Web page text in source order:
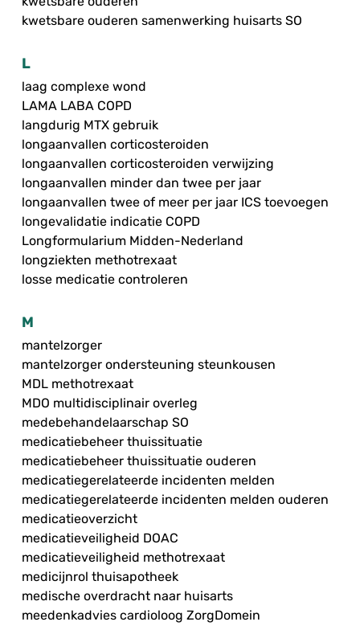
kwetsbare ouderen samenwerking huisarts SO
L
laag complexe wond
LAMA LABA COPD
langdurig MTX gebruik
longaanvallen corticosteroiden
longaanvallen corticosteroiden verwijzing
longaanvallen minder dan twee per jaar
longaanvallen twee of meer per jaar ICS toevoegen
longevalidatie indicatie COPD
Longformularium Midden-Nederland
longziekten methotrexaat
losse medicatie controleren
M
mantelzorger
mantelzorger ondersteuning steunkousen
MDL methotrexaat
MDO multidisciplinair overleg
medebehandelaarschap SO
medicatiebeheer thuissituatie
medicatiebeheer thuissituatie ouderen
medicatiegerelateerde incidenten melden
medicatiegerelateerde incidenten melden ouderen
medicatieoverzicht
medicatieveiligheid DOAC
medicatieveiligheid methotrexaat
medicijnrol thuisapotheek
medische overdracht naar huisarts
meedenkadvies cardioloog ZorgDomein